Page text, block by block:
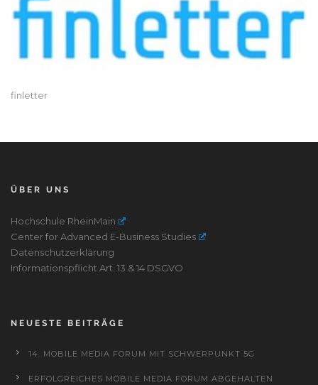
finletter
ÜBER UNS
Hochschule RheinMain
Center for Advanced E-Business Studies
Datenschutzerklärung
Informationspflicht Art. 13 & 14 DSGVO
NEUESTE BEITRÄGE
14. MOBILE MEDIA FORUM MIT SCHWERPUNKT 5G
ERFOLGREICHES MOBILE MEDIA FORUM ABGEHALTEN